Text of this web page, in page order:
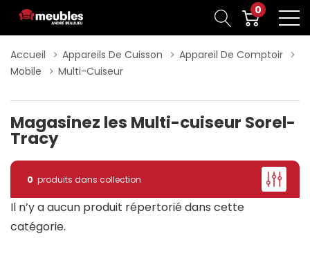
0
Accueil Appareils De Cuisson
Appareil De Comptoir
Mobile
Multi-Cuiseur
Magasinez les Multi-cuiseur Sorel-
Tracy
0 produits dans collection
Il n’y a aucun produit répertorié dans cette
catégorie.